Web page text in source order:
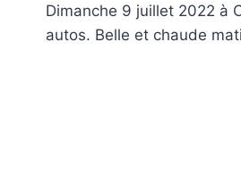
Dimanche 9 juillet 2022 à
autos. Belle et chaude